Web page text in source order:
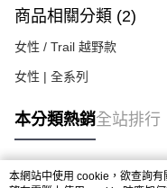
商品相關分類 (2)
女性 / Trail 越野款
女性 | 全系列
本分類熱銷全站排行
本網站中使用 cookie，欲查詢